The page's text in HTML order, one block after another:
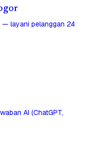
layani pelanggan 24
AI (ChatGPT,